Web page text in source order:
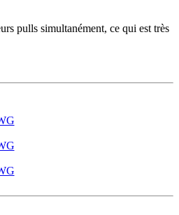
pulls simultanément, ce qui est très